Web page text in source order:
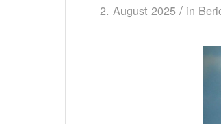
2. August 2025 / in